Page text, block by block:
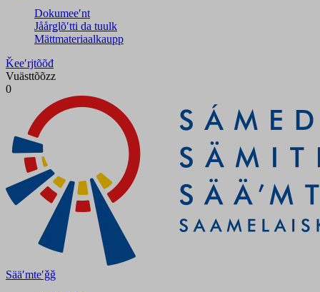
Dokumeeʹnt
Jåårǥlõʹtti da tuulk
Mättmateriaalkaupp
Ǩeeʹrjtõõđ
Vuästtõõzz
0
Sääʹmteʹǧǧ